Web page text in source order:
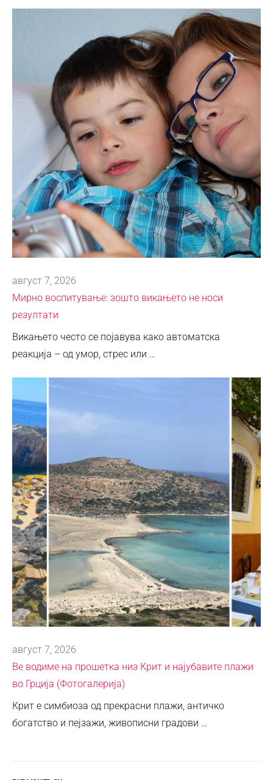
август 7, 2026
Мирно воспитување: зошто викањето не носи
резултати
Викањето често се појавува како автоматска
реакција – од умор, стрес или …
август 7, 2026
Ве водиме на прошетка низ Крит и најубавите плажи
во Грција (Фотогалерија)
Крит е симбиоза од прекрасни плажи, античко
богатство и пејзажи, живописни градови …